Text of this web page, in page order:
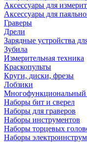
Аксессуары для
Аксессуары для
Граверы
Дрели
Зарядные устройства
Зубила
Измерительная техника
Краскопульты
Круги, диски, фрезы
Лобзики
Многофункциональный
Наборы бит и сверел
Наборы для граверов
Наборы инструментов
Наборы торцевых
Наборы